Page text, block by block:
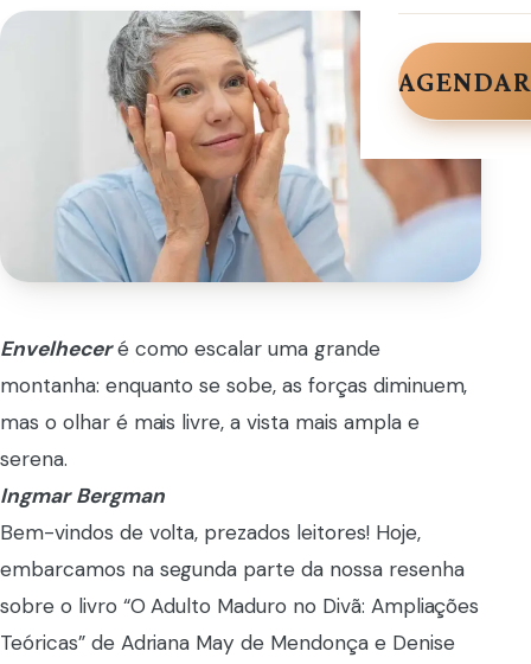
Envelheceré como escalar uma grande
montanha: enquanto se sobe, as forças diminuem,
mas o olhar é mais livre, a vista mais ampla e
serena.
Ingmar Bergman
Bem-vindos de volta, prezados leitores! Hoje,
embarcamos na segunda parte da nossa resenha
sobre o livro “O Adulto Maduro no Divã: Ampliações
Teóricas” de Adriana May de Mendonça e Denise